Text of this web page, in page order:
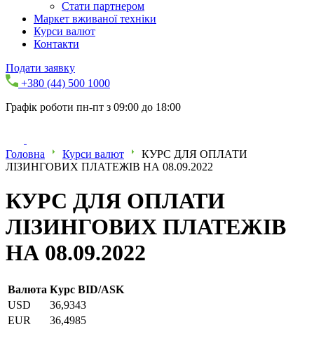
Стати партнером
Маркет вживаної техніки
Курси валют
Контакти
Подати заявку
+380 (44) 500 1000
Графік роботи пн-пт з 09:00 до 18:00
Головна Курси валют
КУРС ДЛЯ ОПЛАТИ
ЛІЗИНГОВИХ ПЛАТЕЖІВ НА 08.09.2022
КУРС ДЛЯ ОПЛАТИ
ЛІЗИНГОВИХ ПЛАТЕЖІВ
НА 08.09.2022
Валюта Курс BID/ASK
USD
36,9343
EUR
36,4985